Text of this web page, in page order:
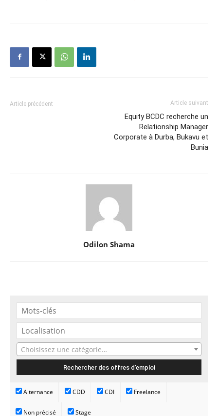
Article précédent Article suivant
Equity BCDC recherche un
Relationship Manager
Corporate à Durba, Bukavu et
Bunia
Odilon Shama
Choisissez une catégorie…
Alternance CDD CDI Freelance
Non précisé Stage